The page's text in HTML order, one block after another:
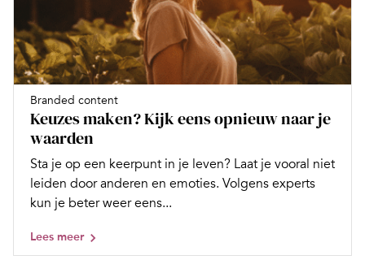
Branded content
Keuzes maken? Kijk eens opnieuw naar je
waarden
Sta je op een keerpunt in je leven? Laat je vooral niet
leiden door anderen en emoties. Volgens experts
kun je beter weer eens...
Lees meer